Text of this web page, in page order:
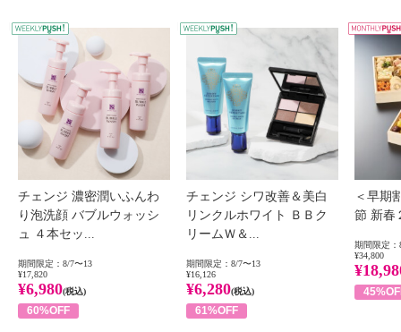
WEEKLY PUSH
チェンジ 濃密潤いふんわ
り泡洗顔 バブルウォッシ
ュ ４本セッ...
期間限定：8/7〜13
¥17,820
¥6,980(税込)
60%OFF
チェンジ シワ改善＆美白
リンクルホワイト ＢＢク
リームＷ＆...
期間限定：8/7〜13
¥16,126
¥6,280(税込)
61%OFF
＜早期
節 新春
期間限定：
¥34,800